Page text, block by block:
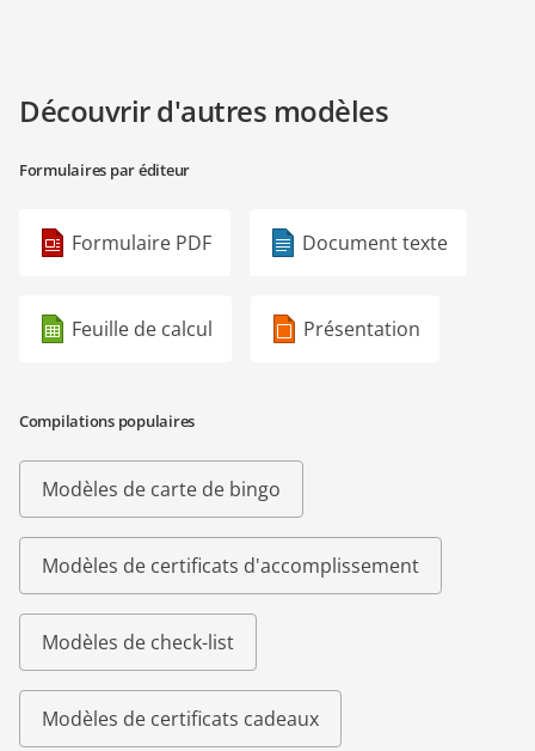
Découvrir d'autres modèles
Formulaires par éditeur
Formulaire PDF Document texte
Feuille de calcul Présentation
Compilations populaires
Modèles de carte de bingo
Modèles de certificats d'accomplissement
Modèles de check-list
Modèles de certificats cadeaux